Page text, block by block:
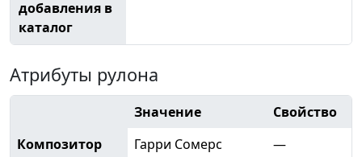
добавления в
каталог
Атрибуты рулона
Значение
Свойство
Композитор
Гарри Сомерс
—